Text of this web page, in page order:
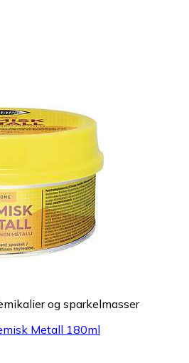
og sparkelmasser
Metall 180ml